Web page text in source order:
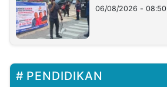
06/08/2026 - 08:50
PENDIDIKAN